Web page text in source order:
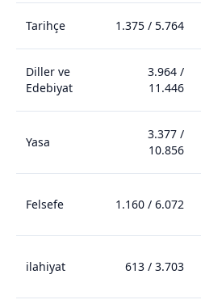
Tarihçe 1.375 / 5.764
Diller ve
Edebiyat
3.964 /
11.446
Yasa
3.377 /
10.856
Felsefe 1.160 / 6.072
ilahiyat 613 / 3.703